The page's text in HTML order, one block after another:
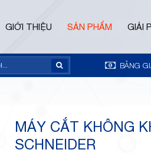
GIỚI THIỆU SẢN PHẨM GIẢI
BẢNG
MÁY CẮT KHÔNG
SCHNEIDER